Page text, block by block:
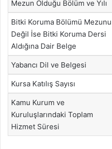
Mezun Olduğu Bölüm ve Yılı
Bitki Koruma Bölümü Mezunu
Değil İse Bitki Koruma Dersi
Aldığına Dair Belge
Yabancı Dil ve Belgesi
Kursa Katılış Sayısı
Kamu Kurum ve
Kuruluşlarındaki Toplam
Hizmet Süresi